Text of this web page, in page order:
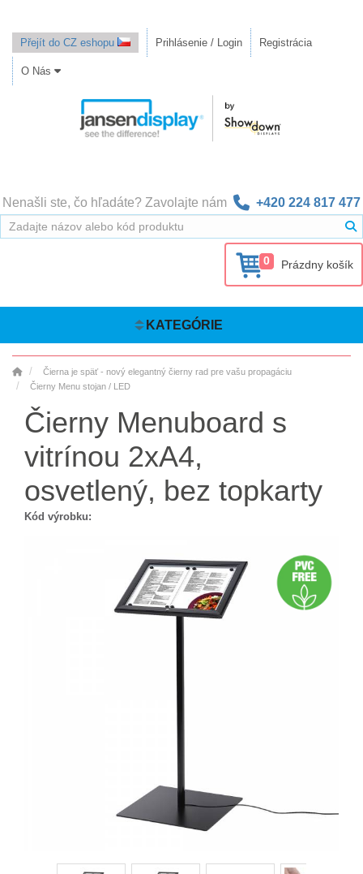
Přejít do CZ eshopu Prihlásenie / Login Registrácia
O Nás
Nenašli ste, čo hľadáte? Zavolajte nám +420 224 817 477
0 Prázdny košík
KATEGÓRIE
Čierna je späť - nový elegantný čierny rad pre vašu propagáciu
Čierny Menu stojan / LED
Čierny Menuboard s
vitrínou 2xA4,
osvetlený, bez topkarty
Kód výrobku: